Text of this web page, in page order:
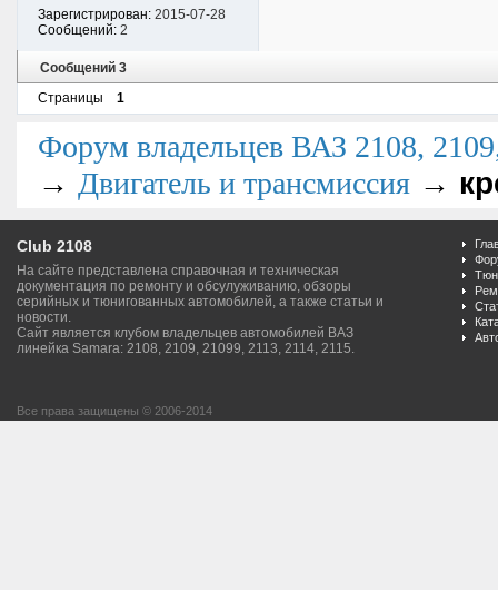
Зарегистрирован: 2015-07-28
Сообщений: 2
Сообщений 3
Страницы
1
Форум владельцев ВАЗ 2108,
→ Двигатель и трансмиссия →
Club 2108
На сайте представлена справочная и техническая
документация по ремонту и обсулуживанию, обзоры
серийных и тюнигованных автомобилей, а также статьи и
новости.
Сайт является клубом владельцев автомобилей ВАЗ
линейка Samara: 2108, 2109, 21099, 2113, 2114, 2115.
Все права защищены © 2006-2014